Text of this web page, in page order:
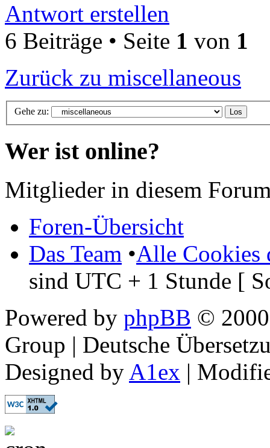
Antwort erstellen
6 Beiträge • Seite 1 von 1
Zurück zu miscellaneous
Gehe zu:
Wer ist online?
Mitglieder in diesem
Foren-Übersicht
Das Team •Alle Cookies
sind UTC + 1 Stunde [
Powered by phpBB ©
Group | Deutsche
Designed by A1ex |